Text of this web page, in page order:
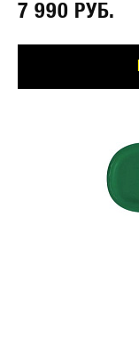
7 990 РУБ.⠀